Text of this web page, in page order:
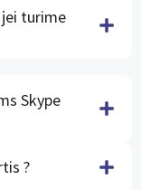
turime
Skype
?